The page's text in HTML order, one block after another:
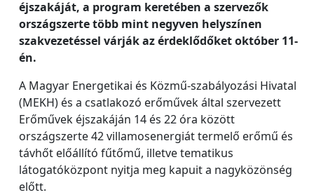
éjszakáját, a program keretében a szervezők
országszerte több mint negyven helyszínen
szakvezetéssel várják az érdeklődőket október 11-
én.
A Magyar Energetikai és Közmű-szabályozási Hivatal
(MEKH) és a csatlakozó erőművek által szervezett
Erőművek éjszakáján 14 és 22 óra között
országszerte 42 villamosenergiát termelő erőmű és
távhőt előállító fűtőmű, illetve tematikus
látogatóközpont nyitja meg kapuit a nagyközönség
előtt.